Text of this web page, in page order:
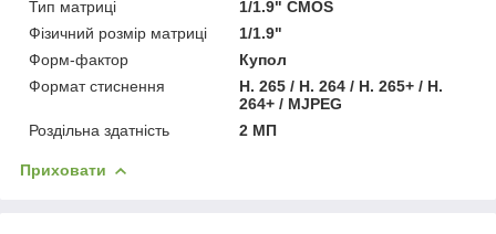
Тип матриці
1/1.9" CMOS
Фізичний розмір матриці
1/1.9"
Форм-фактор
Купол
Формат стиснення
H. 265 / H. 264 / H. 265+ / H.
264+ / MJPEG
Роздільна здатність
2 МП
Приховати